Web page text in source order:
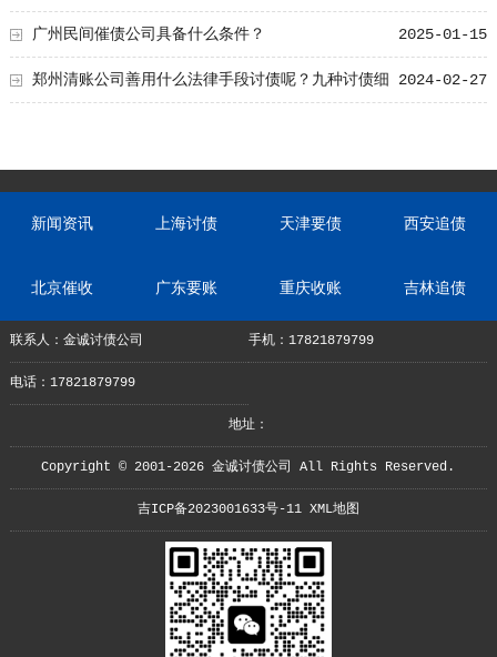
秘籍！ 2025-01-15
广州民间催债公司具备什么条件？
2024-02-27
郑州清账公司善用什么法律手段讨债呢？九种讨债细
新闻资讯 上海讨债 天津要债 西安追债
北京催收 广东要账 重庆收账 吉林追债
联系人：金诚讨债公司 手机：17821879799
电话：17821879799
地址：
Copyright © 2001-2026 金诚讨债公司 All Rights Reserved.
吉ICP备2023001633号-11 XML地图